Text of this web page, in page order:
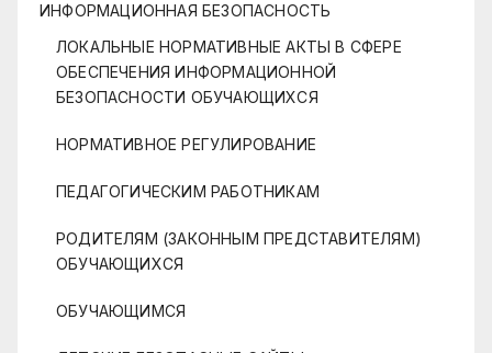
ИНФОРМАЦИОННАЯ БЕЗОПАСНОСТЬ
ЛОКАЛЬНЫЕ НОРМАТИВНЫЕ АКТЫ В СФЕРЕ
ОБЕСПЕЧЕНИЯ ИНФОРМАЦИОННОЙ
БЕЗОПАСНОСТИ ОБУЧАЮЩИХСЯ
НОРМАТИВНОЕ РЕГУЛИРОВАНИЕ
ПЕДАГОГИЧЕСКИМ РАБОТНИКАМ
РОДИТЕЛЯМ (ЗАКОННЫМ ПРЕДСТАВИТЕЛЯМ)
ОБУЧАЮЩИХСЯ
ОБУЧАЮЩИМСЯ